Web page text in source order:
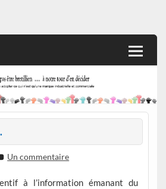
Un commentaire
à l’information émanant du